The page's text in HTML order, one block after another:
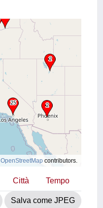
OpenStreetMap contributors.
Città Tempo
Salva come JPEG